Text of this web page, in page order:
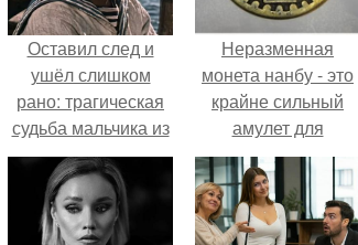
Оставил след и
ушёл слишком
рано: трагическая
судьба мальчика из
фильма
"Максимка".
Неразменная
монета нанбу - это
крайне сильный
амулет для
постоянного
привлечения денег
и их удержания.